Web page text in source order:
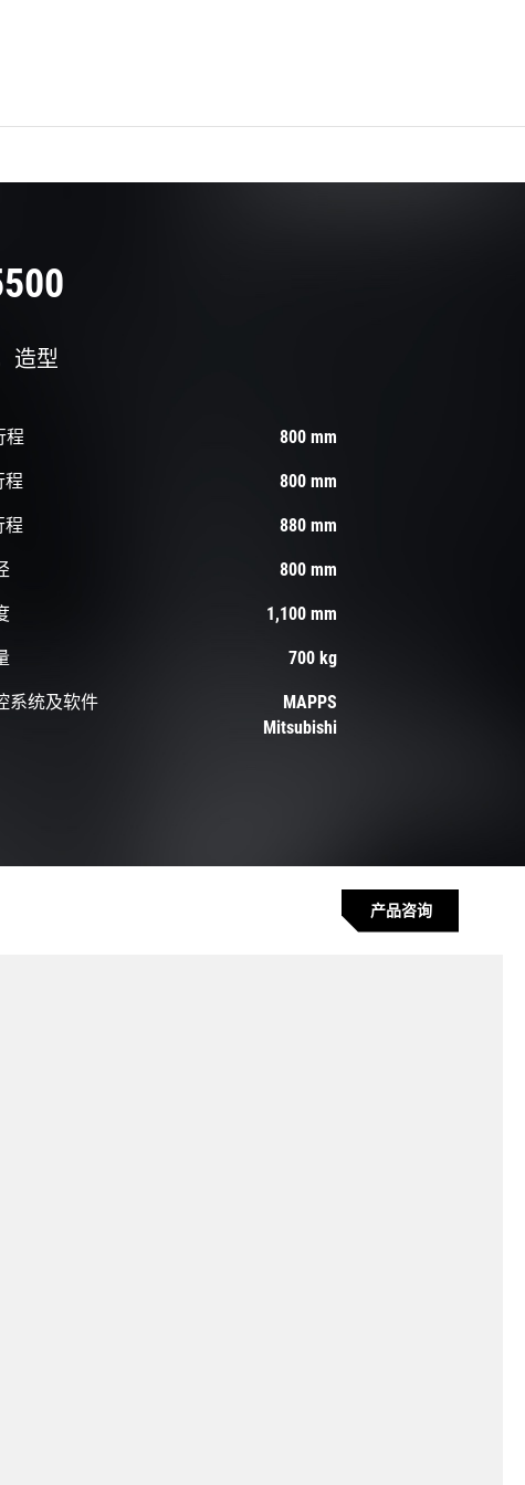
造型
程 800 mm
程 800 mm
程 880 mm
800 mm
1,100 mm
700 kg
系统及软件
MAPPS
Mitsubishi
产品咨询